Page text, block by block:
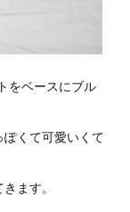
をベースにブル
くて可愛いくて
ます。